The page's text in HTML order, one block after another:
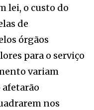
lei, o custo do
de
órgãos
para o serviço
variam
afetarão
nos